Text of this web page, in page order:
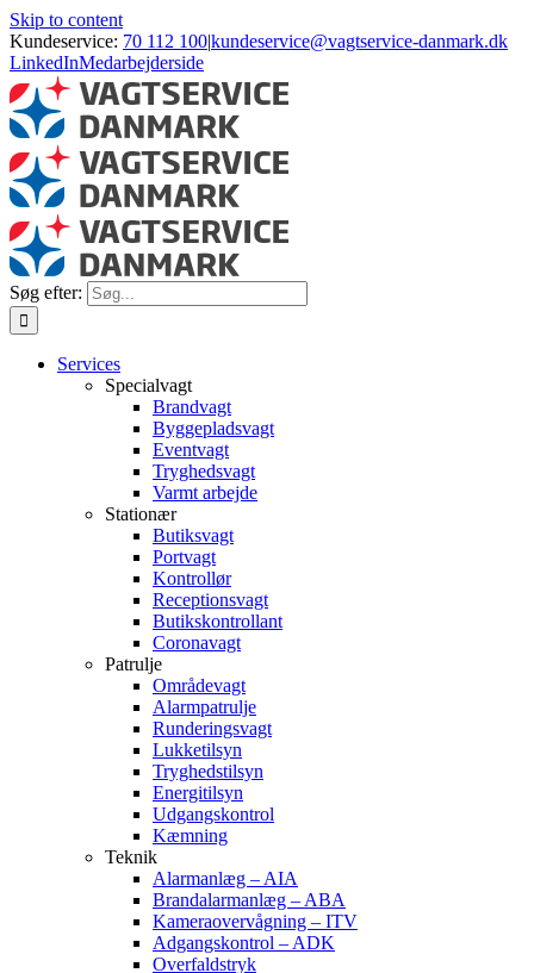
Skip to content
Kundeservice: 70 112 100|kundeservice@vagtservice-danmark.dk
LinkedInMedarbejderside
Søg efter:
Services
Specialvagt
Brandvagt
Byggepladsvagt
Eventvagt
Tryghedsvagt
Varmt arbejde
Stationær
Butiksvagt
Portvagt
Kontrollør
Receptionsvagt
Butikskontrollant
Coronavagt
Patrulje
Områdevagt
Alarmpatrulje
Runderingsvagt
Lukketilsyn
Tryghedstilsyn
Energitilsyn
Udgangskontrol
Kæmning
Teknik
Alarmanlæg – AIA
Brandalarmanlæg – ABA
Kameraovervågning – ITV
Adgangskontrol – ADK
Overfaldstryk